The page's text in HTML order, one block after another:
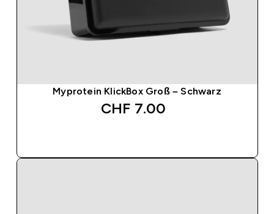
Myprotein KlickBox Groß – Schwarz
CHF 7.00‎